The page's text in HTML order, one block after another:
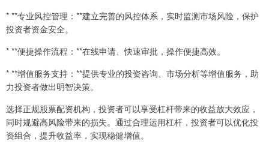
* **专业风控管理：**建立完善的风控体系，实时监测市场风险，保护
投资者资金安全。
* **便捷操作流程：**在线申请、快速审批，操作便捷高效。
* **增值服务支持：**提供专业的投资咨询、市场分析等增值服务，助
力投资者做出明智决策。
选择正规股票配资机构，投资者可以享受杠杆带来的收益放大效应，
同时规避高风险带来的损失。通过合理运用杠杆，投资者可以优化投
资组合，提升收益率，实现稳健增值。